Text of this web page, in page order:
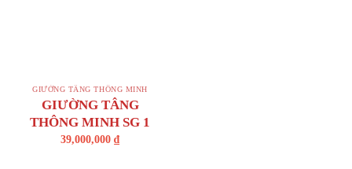
GIƯỜNG TẦNG THÔNG MINH
GIƯỜNG TÂNG
THÔNG MINH SG 1
39,000,000 ₫